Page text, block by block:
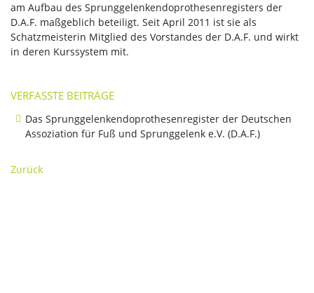
am Aufbau des Sprunggelenkendoprothesenregisters der
D.A.F. maßgeblich beteiligt. Seit April 2011 ist sie als
Schatzmeisterin Mitglied des Vorstandes der D.A.F. und wirkt
in deren Kurssystem mit.
VERFASSTE BEITRÄGE
Das Sprunggelenkendoprothesen­register der Deutschen
Assoziation für Fuß und Sprunggelenk e.V. (D.A.F.)
Zurück